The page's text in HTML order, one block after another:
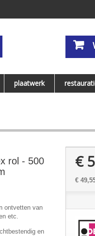
plaatwerk
rol - 500
ontvetten van
etc.
en
€
€